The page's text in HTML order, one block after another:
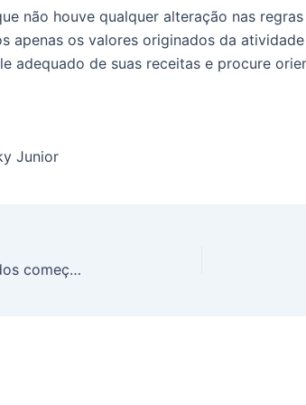
não houve qualquer alteração nas
apenas os valores originados da
adequado de suas receitas e procure
Junior
Alterações no IRPF e na tributação de dividendos começam a valer a partir de 2026 (REFORMA TRIBUTÁRIA DO IMPOSTO DE RENDA)